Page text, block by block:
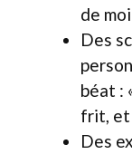
de
Des
béat :
frit, et
Des